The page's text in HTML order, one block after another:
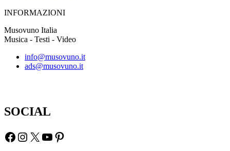
INFORMAZIONI
Musovuno Italia
Musica - Testi - Video
info@musovuno.it
ads@musovuno.it
SOCIAL
Facebook
Instagram
X YouTube
Pinterest